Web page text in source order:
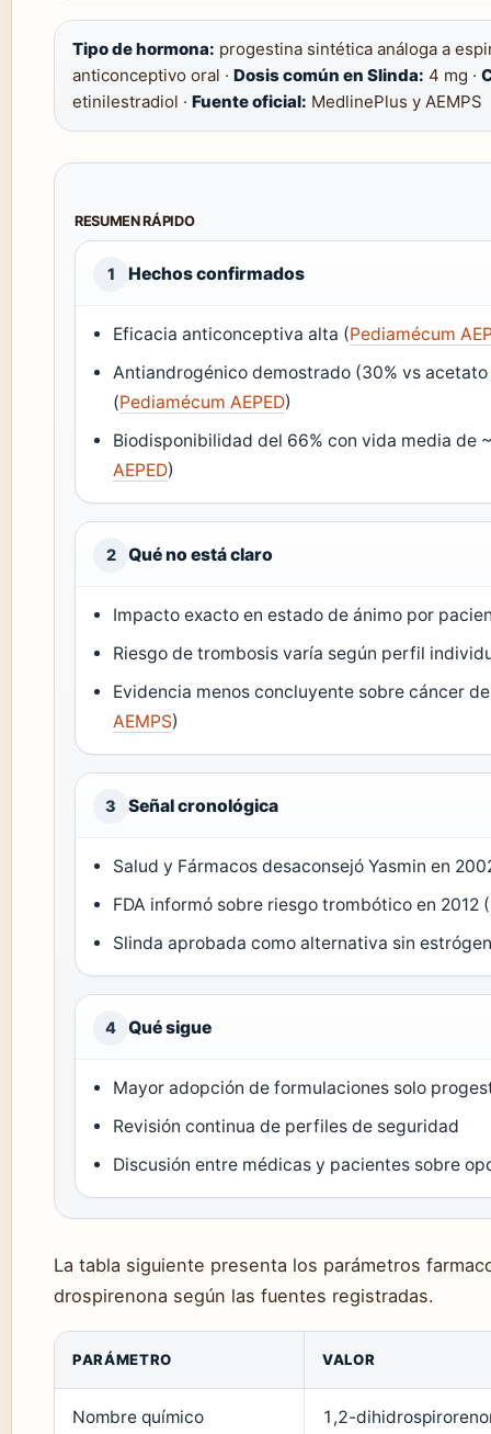
Tipo de hormona: progestina sintética análoga a
anticonceptivo oral · Dosis común en Slinda: 4 mg ·
etinilestradiol · Fuente oficial: MedlinePlus y AEMPS
RESUMEN RÁPIDO
1 Hechos confirmados
Eficacia anticonceptiva alta (Pediamécum
Antiandrogénico demostrado (30% vs
(Pediamécum AEPED)
Biodisponibilidad del 66% con vida media de
AEPED)
2 Qué no está claro
Impacto exacto en estado de ánimo por
Riesgo de trombosis varía según perfil
Evidencia menos concluyente sobre cáncer
AEMPS)
3 Señal cronológica
Salud y Fármacos desaconsejó Yasmin en
FDA informó sobre riesgo trombótico en 2012 (
Slinda aprobada como alternativa sin
4 Qué sigue
Mayor adopción de formulaciones solo
Revisión continua de perfiles de seguridad
Discusión entre médicas y pacientes sobre
La tabla siguiente presenta los parámetros
drospirenona según las fuentes registradas.
PARÁMETRO VALOR
Nombre químico 1,2-